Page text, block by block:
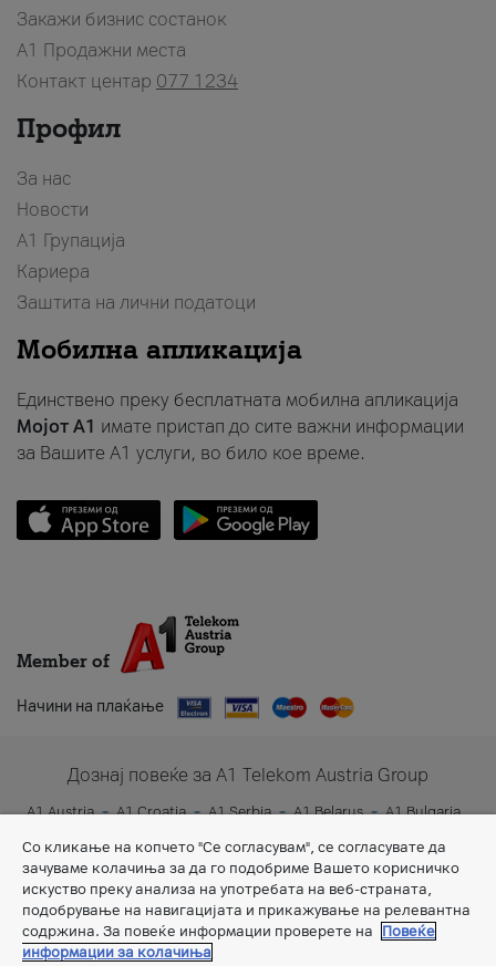
Закажи бизнис состанок
A1 Продажни места
Контакт центар 077 1234
Профил
За нас
Новости
А1 Групација
Кариера
Заштита на лични податоци
Мобилна апликација
Единствено преку бесплатната мобилна апликација
Мојот A1 имате пристап до сите важни информации
за Вашите A1 услуги, во било кое време.
Member of
Начини на плаќање
Дознај повеќе за A1 Telekom Austria Group
A1 Austria A1 Croatia A1 Serbia A1 Belarus
A1 Bulgaria
A1 Slovenia
A1 Digital
Со кликање на копчето "Се согласувам", се согласувате да
зачуваме колачиња за да го подобриме Вашето корисничко
искуство преку анализа на употребата на веб-страната,
подобрување на навигацијата и прикажување на релевантна
содржина. За повеќе информации проверете на
Повеќе
информации за колачиња